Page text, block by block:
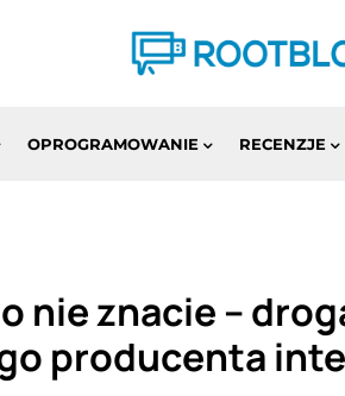
OPROGRAMOWANIE RECENZJE
nie znacie –
producenta